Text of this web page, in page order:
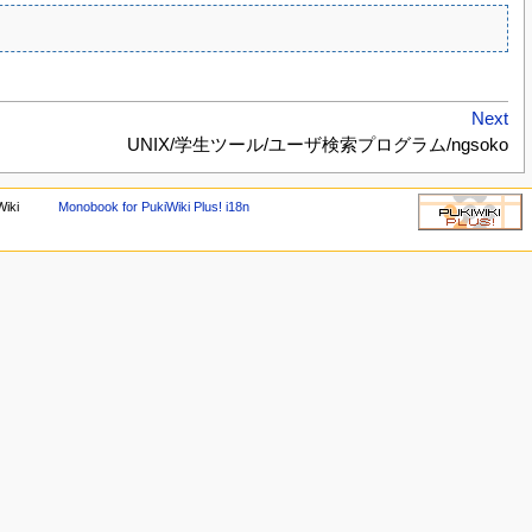
Next
UNIX/学生ツール/ユーザ検索プログラム/ngsoko
Monobook for PukiWiki Plus! i18n